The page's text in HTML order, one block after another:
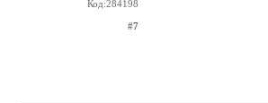
Код:284198
#7